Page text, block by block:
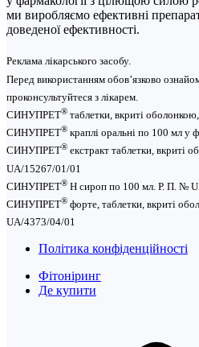
ми виробляємо ефективні
доведеної ефективності.
Реклама лікарського засобу.
Перед використанням обов’язково
проконсультуйтеся з лікарем.
СИНУПРЕТ® таблетки, вкриті
СИНУПРЕТ® краплі оральні по 100 мл
СИНУПРЕТ® екстракт таблетки,
UA/15267/01/01
СИНУПРЕТ® Н сироп по 100 мл. Р. П. №
СИНУПРЕТ® форте, таблетки, вкриті
UA/4373/04/01
Політика конфіденційності
Фітоніринг
Де купити